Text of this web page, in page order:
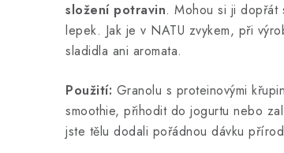
složení potravin. Mohou si ji dopřát
lepek. Jak je v NATU zvykem, při
sladidla ani aromata.
Použití: Granolu s proteinovými
smoothie, přihodit do jogurtu nebo
jste tělu dodali pořádnou dávku